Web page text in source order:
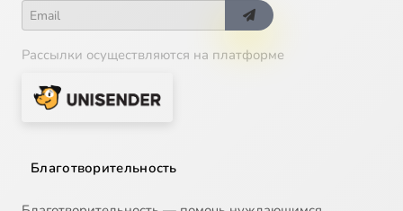
Рассылки осуществляются на платформе
Благотворительность